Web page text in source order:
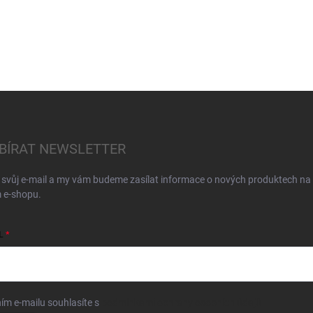
NEWSLETTER
e-mail a my vám budeme zasílat informace o nových produktech na
e-shopu.
e-mailu souhlasíte s